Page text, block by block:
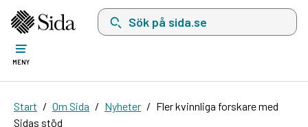
Sök på sida.se, sökförslag kommer att visas
MENY
Start Om Sida Nyheter
Fler kvinnliga forskare med
Sidas stöd